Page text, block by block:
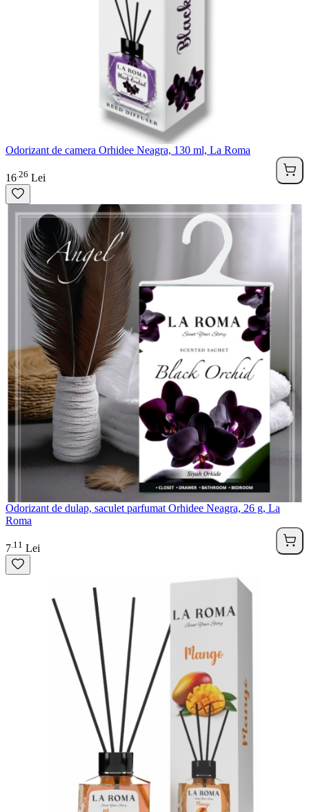
Odorizant de camera Orhidee Neagra, 130 ml, La Roma
16 26 Lei
Odorizant de dulap, saculet parfumat Orhidee Neagra, 26 g, La
Roma
7 11 Lei